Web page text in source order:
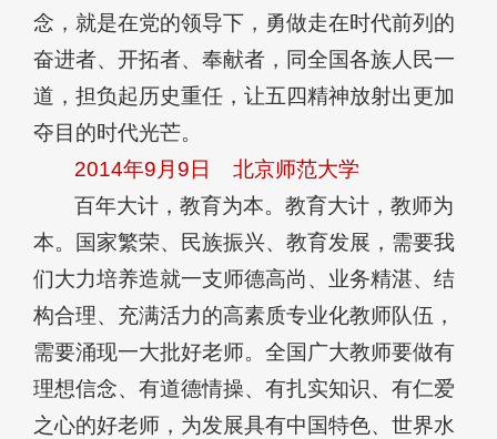
念，就是在党的领导下，勇做走在时代前列的
奋进者、开拓者、奉献者，同全国各族人民一
道，担负起历史重任，让五四精神放射出更加
夺目的时代光芒。
2014年9月9日北京师范大学
百年大计，教育为本。教育大计，教师为
本。国家繁荣、民族振兴、教育发展，需要我
们大力培养造就一支师德高尚、业务精湛、结
构合理、充满活力的高素质专业化教师队伍，
需要涌现一大批好老师。全国广大教师要做有
理想信念、有道德情操、有扎实知识、有仁爱
之心的好老师，为发展具有中国特色、世界水